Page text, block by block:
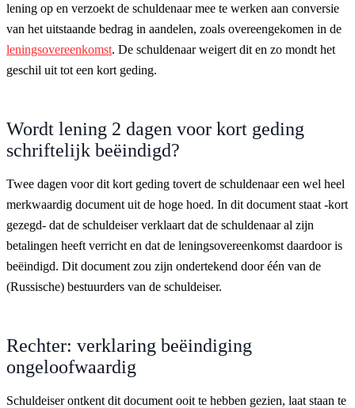
lening op en verzoekt de schuldenaar mee te werken aan conversie
van het uitstaande bedrag in aandelen, zoals overeengekomen in de
leningsovereenkomst. De schuldenaar weigert dit en zo mondt het
geschil uit tot een kort geding.
Wordt lening 2 dagen voor kort geding
schriftelijk beëindigd?
Twee dagen voor dit kort geding tovert de schuldenaar een wel heel
merkwaardig document uit de hoge hoed. In dit document staat -kort
gezegd- dat de schuldeiser verklaart dat de schuldenaar al zijn
betalingen heeft verricht en dat de leningsovereenkomst daardoor is
beëindigd. Dit document zou zijn ondertekend door één van de
(Russische) bestuurders van de schuldeiser.
Rechter: verklaring beëindiging
ongeloofwaardig
Schuldeiser ontkent dit document ooit te hebben gezien, laat staan te